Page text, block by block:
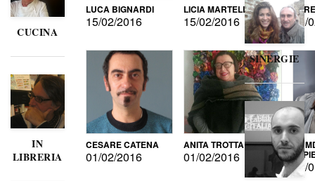
CUCINA
IN
LIBRERIA
LUCA BIGNARDI
15/02/2016
LICIA MARTELLI
15/02/2016 15/
CESARE CATENA
01/02/2016
ANITA TROTTA
01/02/2016 DI
15/
SINERGIE